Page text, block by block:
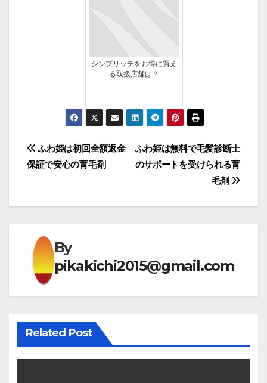
シンプリッチをお得に買え
る取扱店舗は？
投
稿
ナ
ゲ
ー
シ
ョ
ン
ふわ姫は無料で毛髪診断士
のサポートを受けられる育
毛剤
ふわ姫は初回全額返金
保証で安心の育毛剤
By
pikakichi2015@gmail.com
Related Post